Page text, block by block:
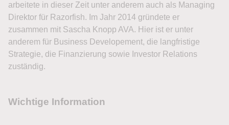
arbeitete in dieser Zeit unter anderem auch als Managing
Direktor für Razorfish. Im Jahr 2014 gründete er
zusammen mit Sascha Knopp AVA. Hier ist er unter
anderem für Business Developement, die langfristige
Strategie, die Finanzierung sowie Investor Relations
zuständig.